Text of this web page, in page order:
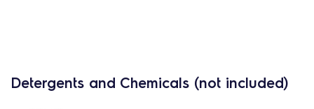
Detergents and Chemicals (not included)